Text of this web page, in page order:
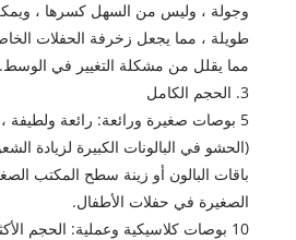
وجولة ، وليس من السهل كسرها ،
طويلة ، مما يجعل زخرفة الحفلات
مما يقلل من مشكلة التغيير في الوسط.
3. الحجم الكامل
5 بوصات صغيرة ورائعة: رائعة ولطيفة
(الحشو في البالونات الكبيرة لزيادة
باقات البالون أو زينة سطح المكتب
الصغيرة في حفلات الأطفال.
10 بوصات كلاسيكية وعملية: الحجم